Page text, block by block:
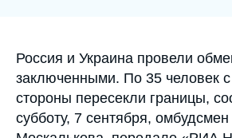
Accroche
Россия и Украина провели
заключенными. По 35 человек
стороны пересекли границы,
субботу, 7 сентября,